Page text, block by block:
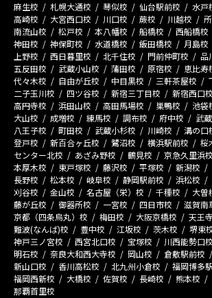
麻生校 札幌大通校 琴似校 仙台駅前校 水戸
高崎校
大宮西口校 川口校 蕨校 川越校
南流山校
松戸校 本八幡校 船橋校 西船橋校
神田校
神保町校 水道橋校 飯田橋校 月島校
上野校
西日暮里校 北千住校 門前仲町校
品
五反田校
武蔵小山校 蒲田校 原宿校 恵比寿
代々木校
自由が丘校 中目黒校 三軒茶屋校
二子玉川校
四ツ谷校 新宿三丁目校 新宿西口校
高円寺校
浜田山校 高田馬場校 巣鴨校 池袋
大山校
成増校 練馬校 調布校 府中校
武
八王子校
町田校 武蔵小杉校 川崎校 溝の口
登戸校
新百合ヶ丘校 鷺沼校 横浜駅前校
桜
センター北校
あざみ野校 鶴見校 京急久里浜校
本厚木校
東戸塚校 藤沢校 平塚校 新潟校
長野校
松本校 岐阜校 静岡駅前校 浜松校
刈谷校
金山校 名古屋（栄）校 千種校 大曽
藤が丘校
御器所校 一宮校 四日市校
滋賀南
京都（四条烏丸）校
梅田校 大阪京橋校
天王
難波(なんば)校
豊中校 江坂校 茨木校 堺東
神戸三ノ宮校
西宮北口校 宝塚校 川西能勢口校
明石校
奈良大和西大寺校 岡山校 倉敷駅前校
新山口校
香川高松校 北九州小倉校
福岡博多
福岡西新校
大橋校 佐賀校 長崎校 熊本校
那覇首里校